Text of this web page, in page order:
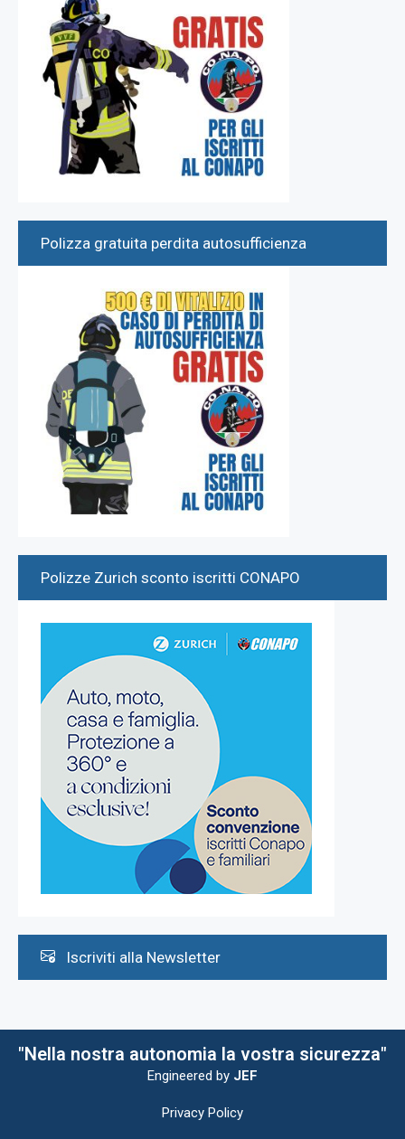
Polizza gratuita perdita autosufficienza
Polizze Zurich sconto iscritti CONAPO
Iscriviti alla Newsletter
"Nella nostra autonomia la vostra sicurezza"
Engineered by JEF
Privacy Policy